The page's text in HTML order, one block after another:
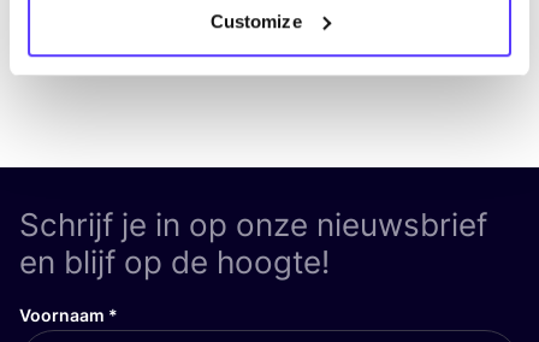
Customize
Schrijf je in op onze nieuwsbrief
en blijf op de hoogte!
Voornaam *